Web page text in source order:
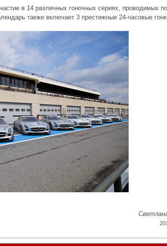
в 14 различных гоночных сериях, проводимых
также включает 3 престижные 24-часовые